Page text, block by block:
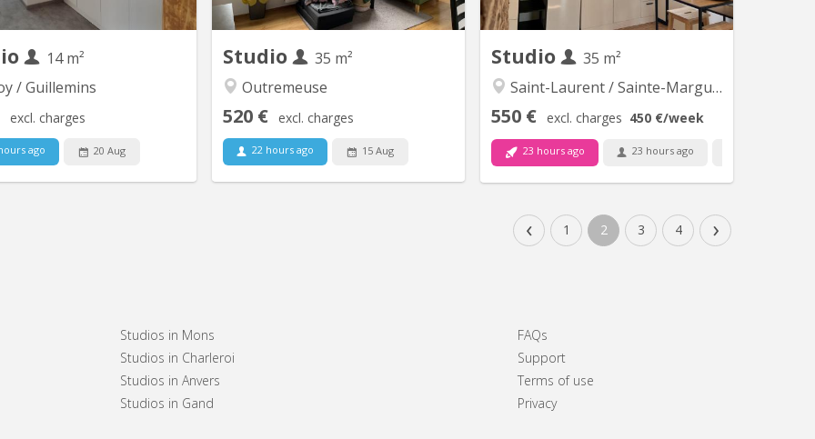
14 m²
/ Guillemins
excl. charges
ago 20 Aug
Characteristics: Kots: Single
toilet shared with two other...
Studio
35 m²
Outremeuse
520 € excl. charges
22 hours ago 15 Aug
l'habitation est composé d’une salle de
Studio
35 m²
Saint-Laurent / Sainte-Marguerite
550 € excl. charges 450 €/week
23 hours ago 23 hours ago
Studio privé au coeur d'une maison
salle de bains (wc et douche) séparée
disposition. Le plus? Une belle terrasse
‹ 1 2 3 4 ›
Studios in Mons
Studios in Charleroi
Studios in Anvers
Studios in Gand
FAQs
Support
Terms of use
Privacy